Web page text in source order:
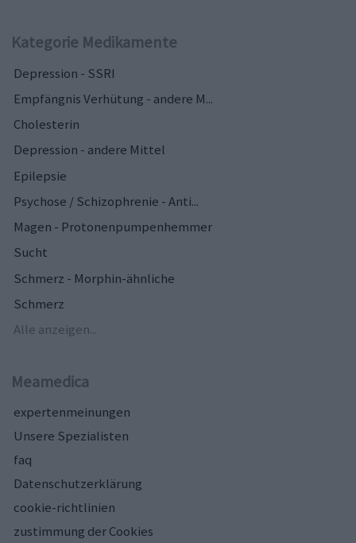
Kategorie Medikamente
Depression - SSRI
Empfängnis Verhütung - andere M...
Cholesterin
Depression - andere Mittel
Epilepsie
Psychose / Schizophrenie - Anti...
Magen - Protonenpumpenhemmer
Sucht
Schmerz - Morphin-ähnliche
Schmerz
Alle anzeigen...
Meamedica
expertenmeinungen
Unsere Spezialisten
faq
Datenschutzerklärung
cookie-richtlinien
zustimmung der Cookies